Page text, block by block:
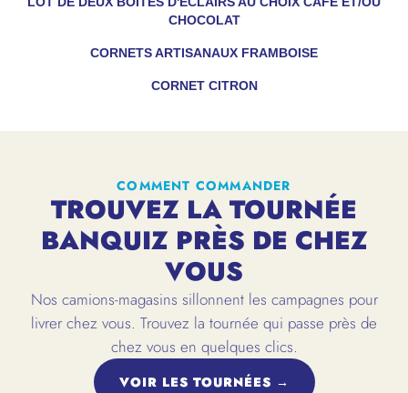
CHOCOLAT
CORNETS ARTISANAUX FRAMBOISE
CORNET CITRON
COMMENT COMMANDER
TROUVEZ LA TOURNÉE
BANQUIZ PRÈS DE CHEZ
VOUS
Nos camions-magasins sillonnent les campagnes pour
livrer chez vous. Trouvez la tournée qui passe près de
chez vous en quelques clics.
VOIR LES TOURNÉES →